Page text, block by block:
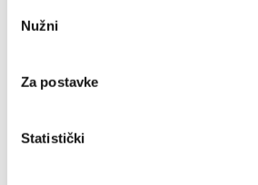
identifikacijske podatke obrađivat će
pristanka
Nužni
Za postavke
Statistički
Organizacija tvrtke